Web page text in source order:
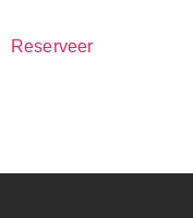
Reserveer